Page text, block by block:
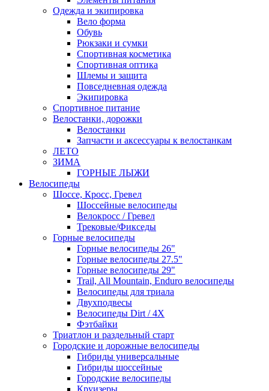
Одежда и экипировка
Вело форма
Обувь
Рюкзаки и сумки
Спортивная косметика
Спортивная оптика
Шлемы и защита
Повседневная одежда
Экипировка
Спортивное питание
Велостанки, дорожки
Велостанки
Запчасти и аксессуары к велостанкам
ЛЕТО
ЗИМА
ГОРНЫЕ ЛЫЖИ
Велосипеды
Шоссе, Кросс, Гревел
Шоссейные велосипеды
Велокросс / Гревел
Трековые/Фикседы
Горные велосипеды
Горные велосипеды 26"
Горные велосипеды 27.5"
Горные велосипеды 29"
Trail, All Mountain, Enduro велосипеды
Велосипеды для триала
Двухподвесы
Велосипеды Dirt / 4X
Фэтбайки
Триатлон и раздельный старт
Городские и дорожные велосипеды
Гибриды универсальные
Гибриды шоссейные
Городские велосипеды
Круизеры